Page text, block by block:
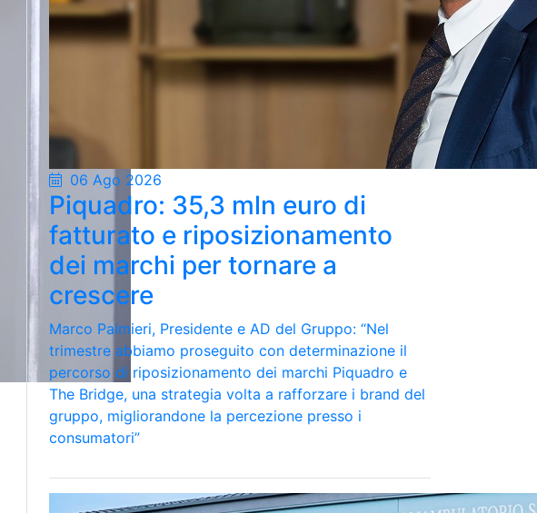
06 Ago 2026
Piquadro: 35,3 mln euro di
fatturato e riposizionamento
dei marchi per tornare a
crescere
Marco Palmieri, Presidente e AD del Gruppo: “Nel
trimestre abbiamo proseguito con determinazione il
percorso di riposizionamento dei marchi Piquadro e
The Bridge, una strategia volta a rafforzare i brand del
gruppo, migliorandone la percezione presso i
consumatori”